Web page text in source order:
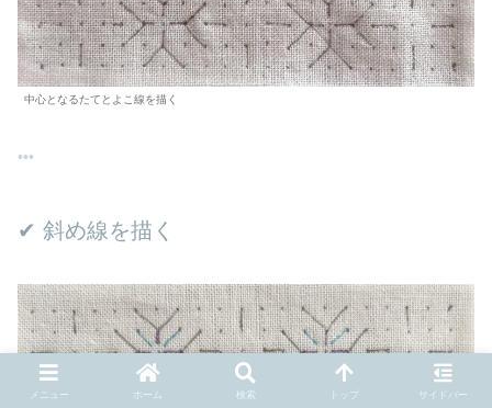
中心となるたてとよこ線を描く
✔︎ 斜め線を描く
メニュー ホーム 検索 トップ サイドバー